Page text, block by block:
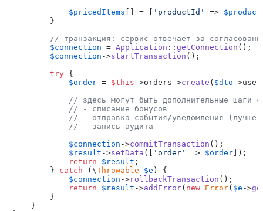
$pricedItems [] = [ 'productId' =>
        }
// транзакция: сервис отвечает за
$connection = Application :: getConnection ();
$connection ->startTransaction ();
try {
$order = $this ->orders->create ( $dto -
// здесь могут быть дополнительные шаги
// - списание бонусов
// - отправка события/уведомления (лучше
// - запись аудита
$connection ->commitTransaction ();
$result ->setData ([ 'order' => $order ]);
return
$result ;
        }
catch (\Throwable $e ) {
$connection ->rollbackTransaction ();
return
$result ->addError( new Error( $e ->
        }
    }